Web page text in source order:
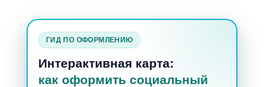
ГИД ПО ОФОРМЛЕНИЮ
Интерактивная карта:
как оформить социальный